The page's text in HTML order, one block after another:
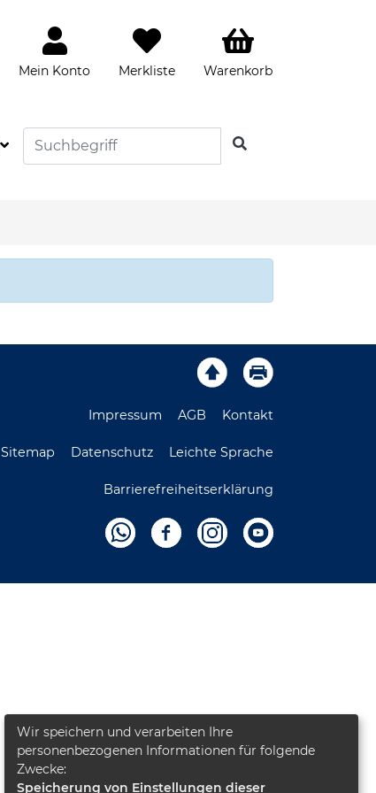
Mein Konto Merkliste Warenkorb
SUCHEN
Impressum AGB Kontakt
Sitemap Datenschutz Leichte Sprache
Barrierefreiheitserklärung
Wir speichern und verarbeiten Ihre
personenbezogenen Informationen für folgende
Zwecke:
Speicherung von Einstellungen dieser